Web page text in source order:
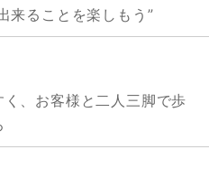
来ることを楽しもう”
、お客様と二人三脚で歩